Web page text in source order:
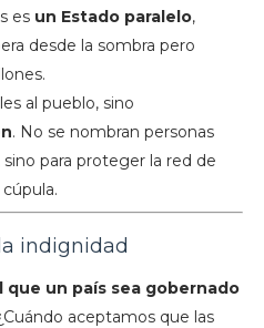
es un Estado paralelo,
desde la sombra pero
al pueblo, sino
. No se nombran personas
sino para proteger la red de
indignidad
que un país sea gobernado
aceptamos que las